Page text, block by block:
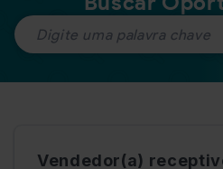
Vendedor(a)